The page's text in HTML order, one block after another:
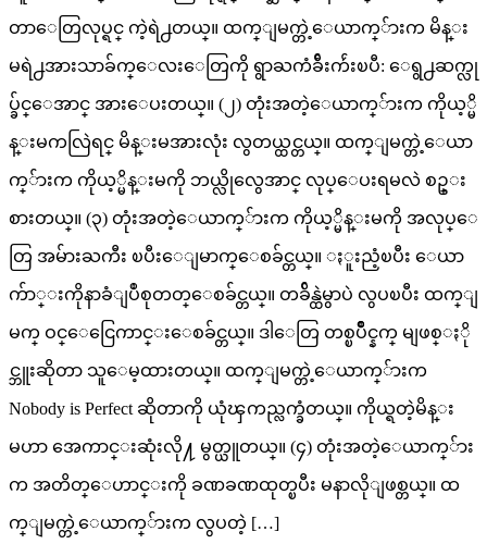
တာေတြလုပ္ရင္ ကဲ့ရဲ႕တယ္။ ထက္ျမက္တဲ့ေယာက္်ားက မိန္း
မရဲ႕အားသာခ်က္ေလးေတြကို ရွာႀကံခ်ီးက်ဴးၿပီ: ေရွ႕ဆက္လု
ပ္ခ်င္ေအာင္ အားေပးတယ္။ (၂) တုံးအတဲ့ေယာက္်ားက ကိုယ့္မိ
န္းမကလြဲရင္ မိန္းမအားလုံး လွတယ္ထင္တယ္။ ထက္ျမက္တဲ့ေယာ
က္်ားက ကိုယ့္မိန္းမကို ဘယ္လိုလွေအာင္ လုပ္ေပးရမလဲ စဥ္း
စားတယ္။ (၃) တုံးအတဲ့ေယာက္်ားက ကိုယ့္မိန္းမကို အလုပ္ေ
တြ အမ်ားႀကီး ၿပီးေျမာက္ေစခ်င္တယ္။ ႏူးညံ့ၿပီး ေယာ
က်ာ္းကိုနာခံျပဳစုတတ္ေစခ်င္တယ္။ တခ်ိန္ထဲမွာပဲ လွပၿပီး ထက္ျ
မက္ ဝင္ေငြေကာင္းေစခ်င္တယ္။ ဒါေတြ တစ္ၿပိဳင္နက္ မျဖစ္ႏို
င္ဘူးဆိုတာ သူေမ့ထားတယ္။ ထက္ျမက္တဲ့ေယာက္်ားက
Nobody is Perfect ဆိုတာကို ယုံၾကည္လက္ခံတယ္။ ကိုယ္ရတဲ့မိန္း
မဟာ အေကာင္းဆုံးလို႔ မွတ္ယူတယ္။ (၄) တုံးအတဲ့ေယာက္်ား
က အတိတ္ေဟာင္းကို ခဏခဏထုတ္ၿပီး မနာလိုျဖစ္တယ္။ ထ
က္ျမက္တဲ့ေယာက္်ားက လွပတဲ့ […]